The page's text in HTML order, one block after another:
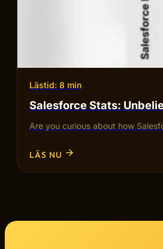
Lästid: 8 min
Salesforce Stats:
Are you curious about how
LÄS NU